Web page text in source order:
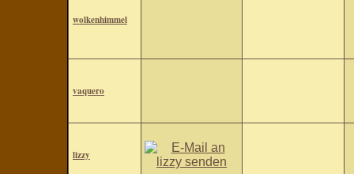
wolkenhimmel
vaquero
lizzy